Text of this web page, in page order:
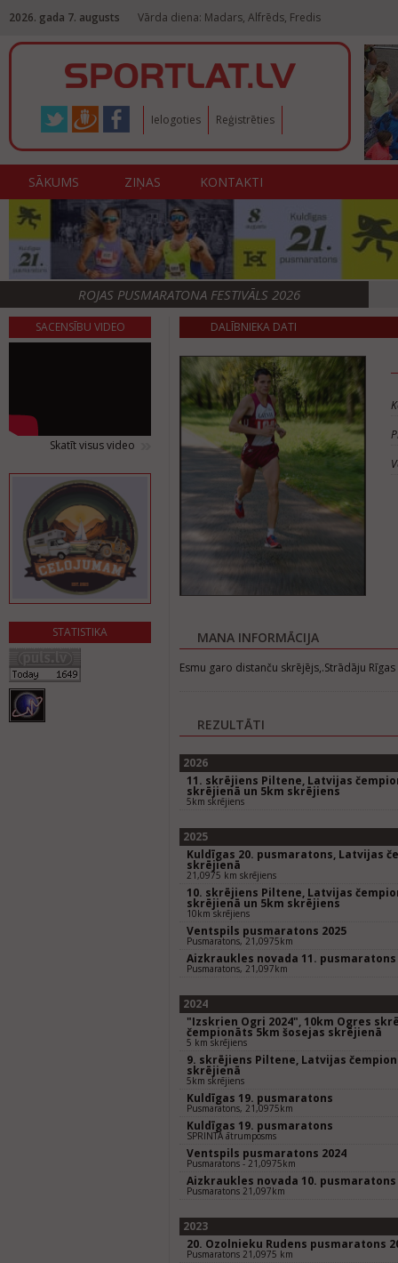
2026. gada 7. augusts Vārda diena: Madars, Alfrēds, Fredis
Ielogoties Reģistrēties
SĀKUMS ZIŅAS KONTAKTI
ROJAS PUSMARATONA FESTIVĀLS 2026
SACENSĪBU VIDEO
Skatīt visus video
STATISTIKA
DALĪBNIEKA DATI
MANA INFORMĀCIJA
Esmu garo distanču skrējējs,.Strādāju
REZULTĀTI
2026
11. skrējiens Piltene, Latvijas
skrējienā un 5km skrējiens
5km skrējiens
2025
Kuldīgas 20. pusmaratons, Latvijas
skrējienā
21,0975 km skrējiens
10. skrējiens Piltene, Latvijas
skrējienā un 5km skrējiens
10km skrējiens
Ventspils pusmaratons 2025
Pusmaratons, 21,0975km
Aizkraukles novada 11. pusmaratons
Pusmaratons, 21,097km
2024
"Izskrien Ogri 2024", 10km Ogres
čempionāts 5km šosejas skrējienā
5 km skrējiens
9. skrējiens Piltene, Latvijas
skrējienā
5km skrējiens
Kuldīgas 19. pusmaratons
Pusmaratons, 21,0975km
Kuldīgas 19. pusmaratons
SPRINTA ātrumposms
Ventspils pusmaratons 2024
Pusmaratons - 21,0975km
Aizkraukles novada 10. pusmaratons
Pusmaratons 21,097km
2023
20. Ozolnieku Rudens pusmaratons
Pusmaratons 21,0975 km